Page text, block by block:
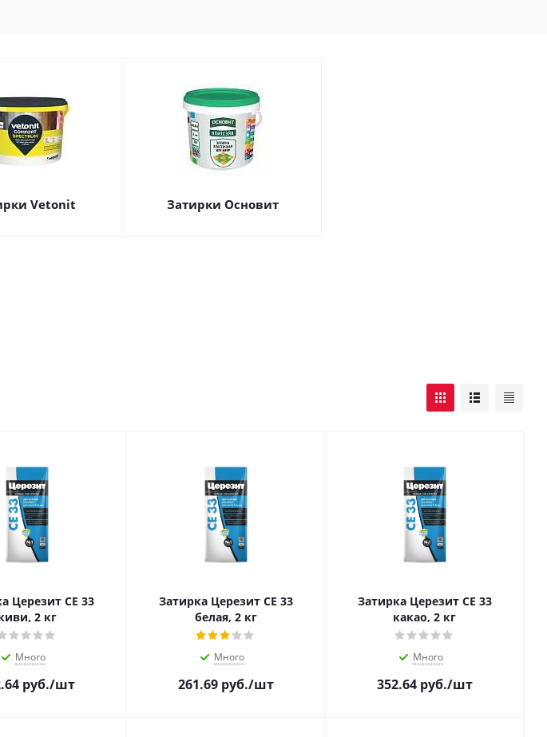
Vetonit Затирки Основит
Церезит CE 33
2 кг
Много
руб./шт
Затирка Церезит CE 33
белая, 2 кг
Много
261.69руб./шт
Затирка Церезит CE 33
какао, 2 кг
Много
352.64руб./шт